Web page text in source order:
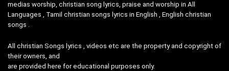
medias worship, christian song lyrics, praise and worship in All
Languages , Tamil christian songs lyrics in English , English christian
songs .
All christian Songs lyrics , videos etc are the property and copyright of
their owners, and
are provided here for educational purposes only.